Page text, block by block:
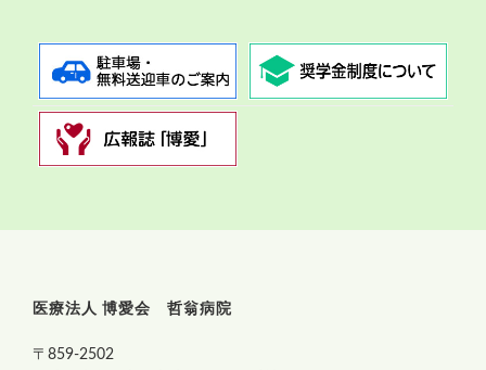
医療法人 博愛会 哲翁病院
〒859-2502